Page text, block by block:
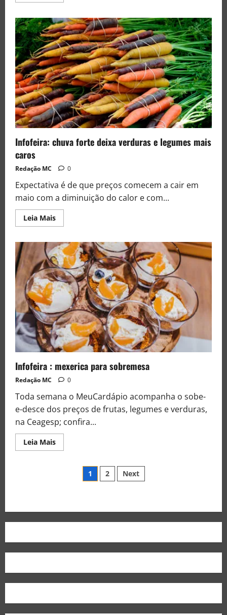
Infofeira: chuva forte deixa verduras e legumes mais
caros
Redação MC 0
Expectativa é de que preços comecem a cair em
maio com a diminuição do calor e com...
Leia Mais
Infofeira : mexerica para sobremesa
Redação MC 0
Toda semana o MeuCardápio acompanha o sobe-
e-desce dos preços de frutas, legumes e verduras,
na Ceagesp; confira...
Leia Mais
1 2 Next